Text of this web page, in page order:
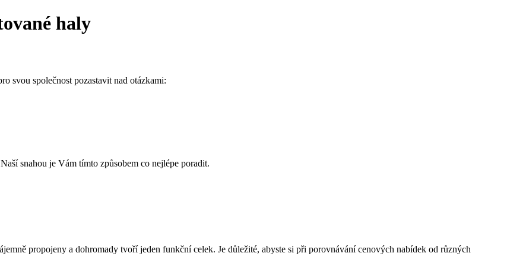
haly
svou společnost pozastavit nad otázkami:
snahou je Vám tímto způsobem co nejlépe poradit.
propojeny a dohromady tvoří jeden funkční celek. Je důležité, abyste si při porovnávání cenových nabídek od různých